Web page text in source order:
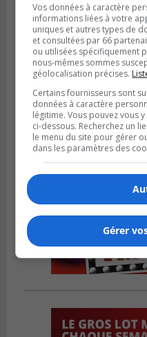
SAINT-HUBERT
Publié le 6 août 2026 à 09h39
Longueuil injecte
deux stations de
Vos données à caractère
informations liées à votre
uniques et autres types de
et consultées par 66
ou utilisées spécifiquement
nous-mêmes sommes
géolocalisation précises.
Certains fournisseurs sont
données à caractère
légitime. Vous pouvez vous
ci-dessous. Recherchez un
le menu du site pour gérer
dans les paramètres des
Gérer